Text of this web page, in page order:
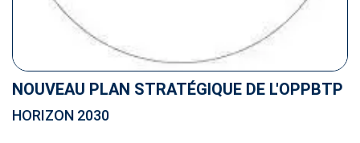
NOUVEAU PLAN STRATÉGIQUE DE L'OPPBTP
HORIZON 2030